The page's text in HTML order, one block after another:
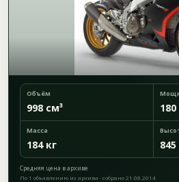
Объём
998 см³ 180
Масса
184 кг
Средняя цена в архиве
По 1 объявлению из архива · собрано 21.08.2014